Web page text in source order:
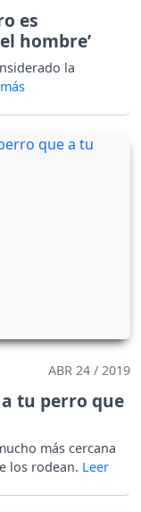
es
hombre’
la
ABR 24 / 2019
tu perro que
más cercana
los rodean.